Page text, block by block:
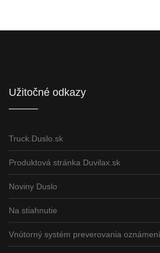
Užitočné odkazy
Truck.Duslo.sk
Produktová stránka Duvilax.sk
Noviny Duslo
Na stiahnutie
Vnútorný systém preverovania oznámení